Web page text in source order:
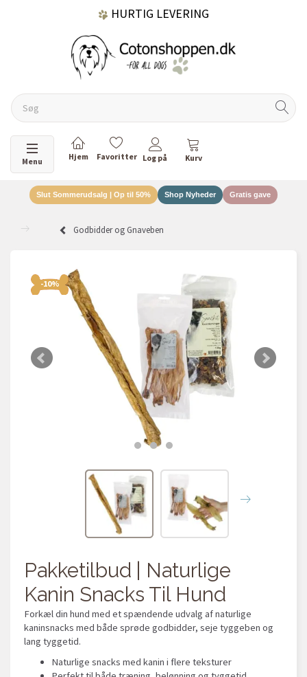
HURTIG LEVERING
60 DAGES RETURRET
Skifte navigation
Menu
Slut Sommerudsalg | Op til 50% Shop Nyheder Gratis gave
Godbidder og Gnaveben
-10%
Pakketilbud | Naturlige
Kanin Snacks Til Hund
Forkæl din hund med et spændende udvalg af naturlige
kaninsnacks med både sprøde godbidder, seje tyggeben og
lang tyggetid.
Naturlige snacks med kanin i flere teksturer